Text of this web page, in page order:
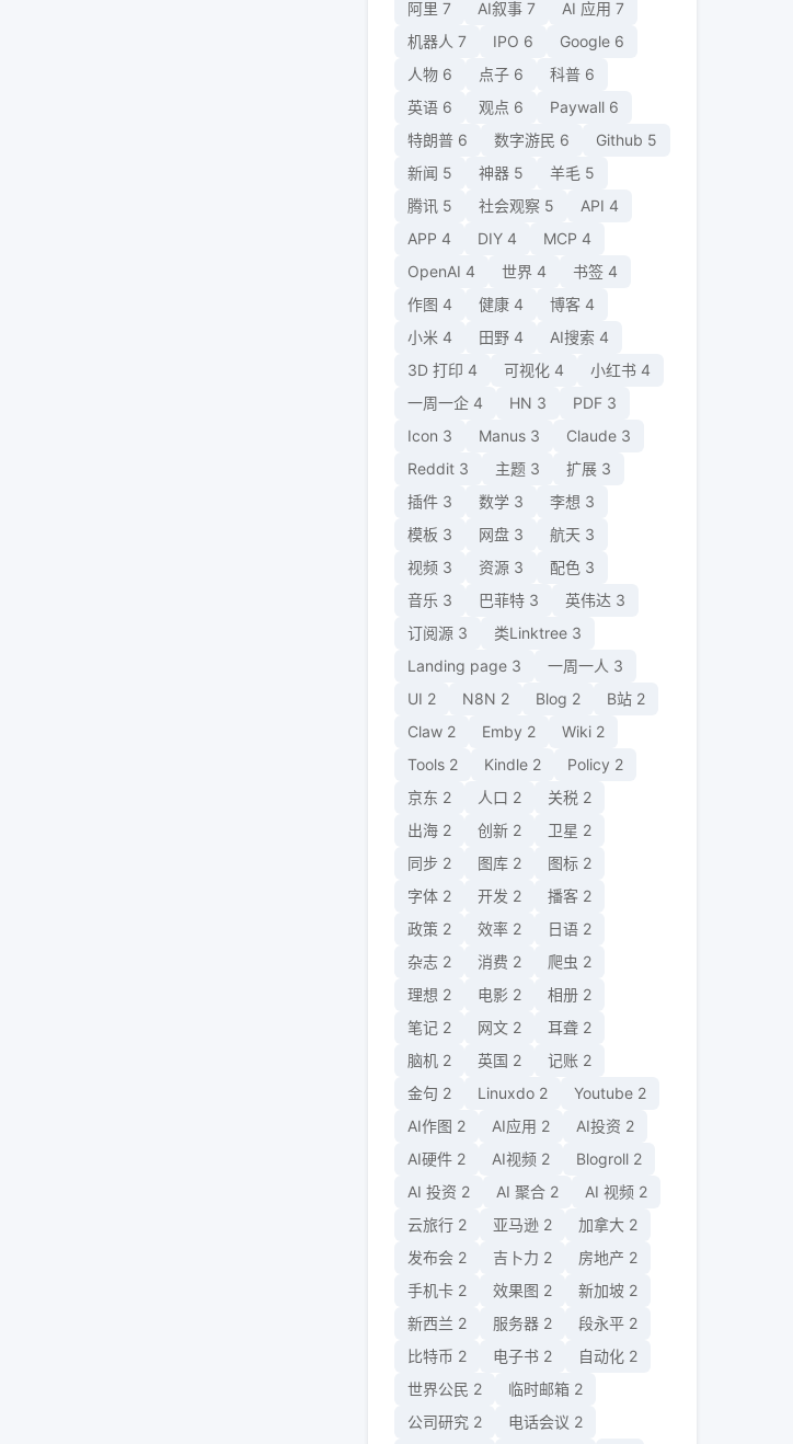
阿里 7 AI叙事 7 AI 应用 7
机器人 7 IPO 6 Google 6
人物 6 点子 6 科普 6
英语 6 观点 6 Paywall 6
特朗普 6 数字游民 6 Github 5
新闻 5 神器 5 羊毛 5
腾讯 5 社会观察 5 API 4
APP 4 DIY 4 MCP 4
OpenAI 4 世界 4 书签 4
作图 4 健康 4 博客 4
小米 4 田野 4 AI搜索 4
3D 打印 4 可视化 4 小红书 4
一周一企 4 HN 3 PDF 3
Icon 3 Manus 3 Claude 3
Reddit 3 主题 3 扩展 3
插件 3 数学 3 李想 3
模板 3 网盘 3 航天 3
视频 3 资源 3 配色 3
音乐 3 巴菲特 3 英伟达 3
订阅源 3 类Linktree 3
Landing page 3 一周一人 3
UI 2 N8N 2 Blog 2 B站 2
Claw 2 Emby 2 Wiki 2
Tools 2 Kindle 2 Policy 2
京东 2 人口 2 关税 2
出海 2 创新 2 卫星 2
同步 2 图库 2 图标 2
字体 2 开发 2 播客 2
政策 2 效率 2 日语 2
杂志 2 消费 2 爬虫 2
理想 2 电影 2 相册 2
笔记 2 网文 2 耳聋 2
脑机 2 英国 2 记账 2
金句 2 Linuxdo 2 Youtube 2
AI作图 2 AI应用 2 AI投资 2
AI硬件 2 AI视频 2 Blogroll 2
AI 投资 2 AI 聚合 2 AI 视频 2
云旅行 2 亚马逊 2 加拿大 2
发布会 2 吉卜力 2 房地产 2
手机卡 2 效果图 2 新加坡 2
新西兰 2 服务器 2 段永平 2
比特币 2 电子书 2 自动化 2
世界公民 2 临时邮箱 2
公司研究 2 电话会议 2